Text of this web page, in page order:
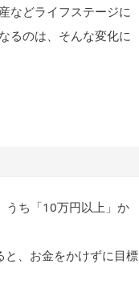
などライフステージに
るのは、そんな変化に
うち「10万円以上」か
、お金をかけずに目標